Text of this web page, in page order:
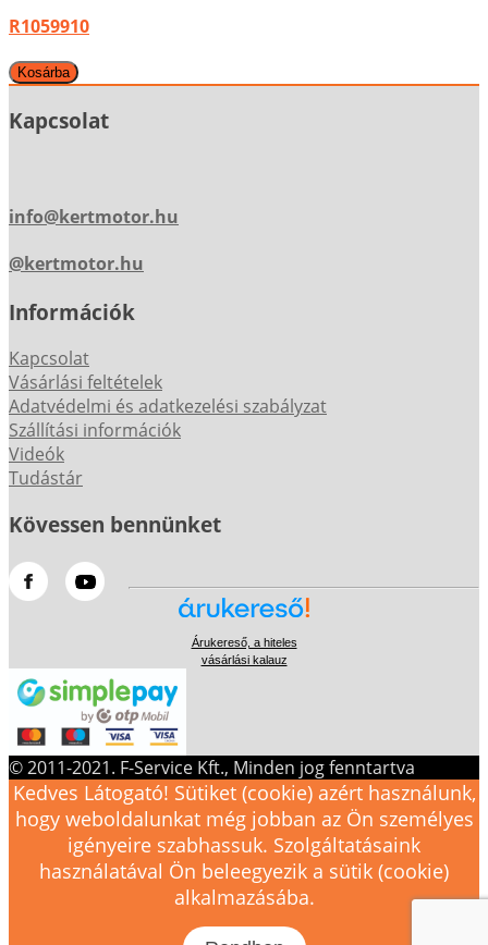
R1059910
Kapcsolat
info@kertmotor.hu
@kertmotor.hu
Információk
Kapcsolat
Vásárlási feltételek
Adatvédelmi és adatkezelési szabályzat
Szállítási információk
Videók
Tudástár
Kövessen bennünket
Árukereső, a hiteles
vásárlási kalauz
© 2011-2021. F-Service Kft., Minden jog fenntartva
Kedves Látogató! Sütiket (cookie) azért használunk,
hogy weboldalunkat még jobban az Ön személyes
igényeire szabhassuk. Szolgáltatásaink
használatával Ön beleegyezik a sütik (cookie)
alkalmazásába.